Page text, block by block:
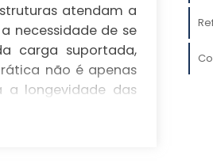
atendam a
necessidade de se
carga suportada,
não é apenas
a longevidade das